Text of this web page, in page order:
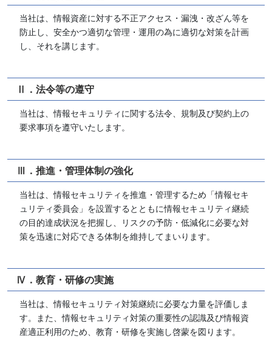
当社は、情報資産に対する不正アクセス・漏洩・改ざん等を
防止し、安全かつ適切な管理・運用の為に適切な対策を計画
し、それを講じます。
Ⅱ．法令等の遵守
当社は、情報セキュリティに関する法令、規制及び契約上の
要求事項を遵守いたします。
Ⅲ．推進・管理体制の強化
当社は、情報セキュリティを推進・管理するため「情報セキ
ュリティ委員会」を設置するとともに情報セキュリティ継続
の目的達成状況を把握し、リスクの予防・低減化に必要な対
策を迅速に対応できる体制を維持してまいります。
Ⅳ．教育・研修の実施
当社は、情報セキュリティ対策継続に必要な力量を評価しま
す。また、情報セキュリティ対策の重要性の認識及び情報資
産適正利用のため、教育・研修を実施し啓蒙を図ります。